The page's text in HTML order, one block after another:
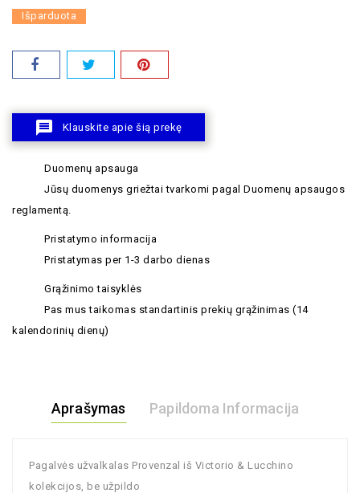
Išparduota
message Klauskite apie šią prekę
Duomenų apsauga
Jūsų duomenys griežtai tvarkomi pagal Duomenų apsaugos
reglamentą.
Pristatymo informacija
Pristatymas per 1-3 darbo dienas
Grąžinimo taisyklės
Pas mus taikomas standartinis prekių grąžinimas (14
kalendorinių dienų)
Aprašymas Papildoma Informacija
Pagalvės užvalkalas Provenzal iš Victorio & Lucchino
kolekcijos, be užpildo